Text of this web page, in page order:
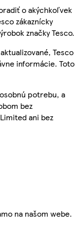
o akýchkoľvek
zákaznícky
značky Tesco.
Tesco
informácie. Toto
potrebu, a
bez
ani bez
na našom webe.